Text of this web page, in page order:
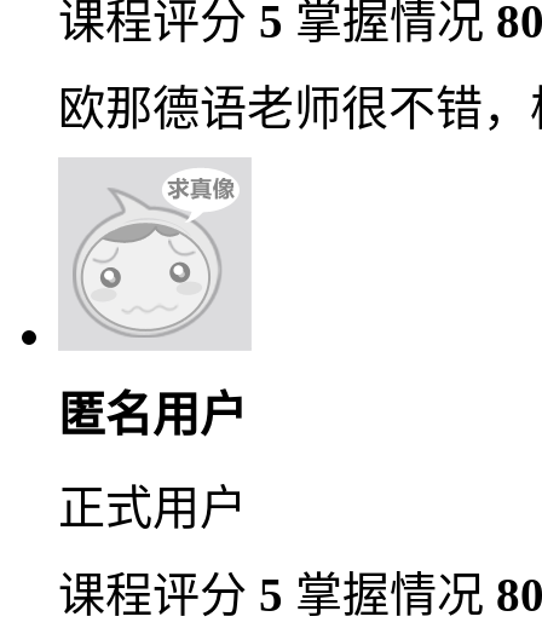
课程评分 5 掌握情况
欧那德语老师很不错
匿名用户
正式用户
课程评分 5 掌握情况